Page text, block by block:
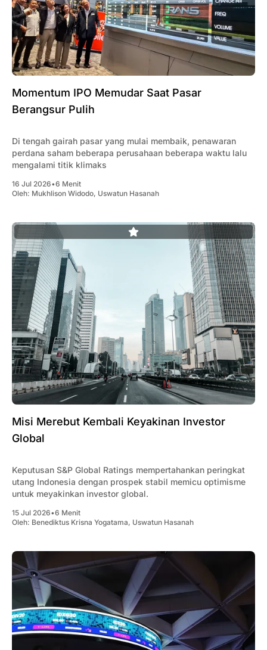
‎Momentum IPO Memudar Saat Pasar
Berangsur Pulih
Di tengah gairah pasar yang mulai membaik, penawaran
perdana saham beberapa perusahaan beberapa waktu lalu
mengalami titik klimaks
16 Jul 2026•6 Menit
Oleh: Mukhlison Widodo, Uswatun Hasanah
Misi Merebut Kembali Keyakinan Investor
Global
Keputusan S&P Global Ratings mempertahankan peringkat
utang Indonesia dengan prospek stabil memicu optimisme
untuk meyakinkan investor global.
15 Jul 2026•6 Menit
Oleh: Benediktus Krisna Yogatama, Uswatun Hasanah